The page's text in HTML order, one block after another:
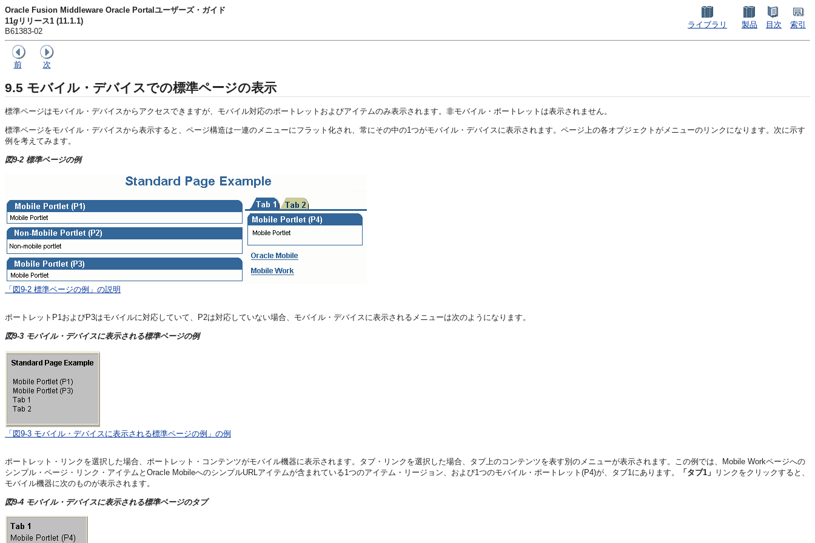
Oracle Fusion Middleware Oracle Portalユーザーズ・ガイド
11g リリース1 (11.1.1)
B61383-02
ライブラリ 製品 目次 索引
前 次
9.5 モバイル・デバイスでの標準ページの表示
標準ページはモバイル・デバイスからアクセスできますが、モバイル対応のポートレットおよびアイテムのみ表示されます。非モバイル・ポートレットは表示されません。
標準ページをモバイル・デバイスから表示すると、ページ構造は一連のメニューにフラット化され、常にその中の1つがモバイル・デバイスに表示されます。ページ上の各オブジェクトがメニューのリンクになります。次に示す
例を考えてみます。
図9-2 標準ページの例
「図9-2 標準ページの例」の説明
ポートレットP1およびP3はモバイルに対応していて、P2は対応していない場合、モバイル・デバイスに表示されるメニューは次のようになります。
図9-3 モバイル・デバイスに表示される標準ページの例
「図9-3 モバイル・デバイスに表示される標準ページの例」の例
ポートレット・リンクを選択した場合、ポートレット・コンテンツがモバイル機器に表示されます。タブ・リンクを選択した場合、タブ上のコンテンツを表す別のメニューが表示されます。この例では、Mobile Workページへの
シンプル・ページ・リンク・アイテムとOracle MobileへのシンプルURLアイテムが含まれている1つのアイテム・リージョン、および1つのモバイル・ポートレット(P4)が、タブ1にあります。
「タブ1」
リンクをクリックすると、
モバイル機器に次のものが表示されます。
図9-4 モバイル・デバイスに表示される標準ページのタブ